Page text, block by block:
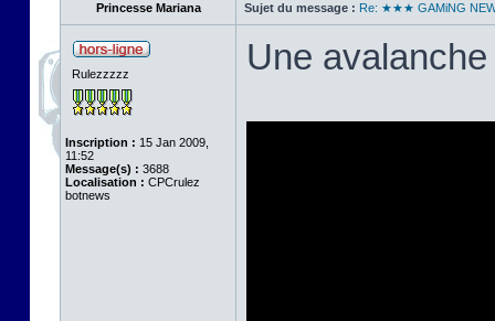
Princesse Mariana Sujet du message : Re: ★★★ GAMiNG
Rulezzzzz
Inscription : 15 Jan 2009,
11:52
Message(s) : 3688
Localisation : CPCrulez
botnews
Une